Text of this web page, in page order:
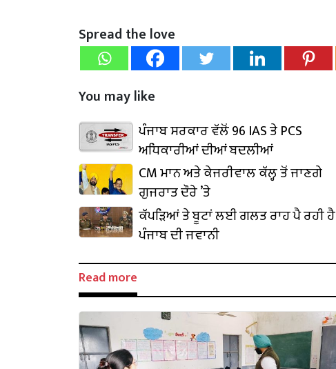
Spread the love
You may like
ਪੰਜਾਬ ਸਰਕਾਰ ਵੱਲੋਂ 96 IAS ਤੇ PCS
ਅਧਿਕਾਰੀਆਂ ਦੀਆਂ ਬਦਲੀਆਂ
CM ਮਾਨ ਅਤੇ ਕੇਜਰੀਵਾਲ ਕੱਲ੍ਹ ਤੋਂ ਜਾਣਗੇ
ਗੁਜਰਾਤ ਦੌਰੇ ’ਤੇ
ਕੱਪੜਿਆਂ ਤੇ ਬੂਟਾਂ ਲਈ ਗਲਤ ਰਾਹ ਪੈ ਰਹੀ ਹੈ
ਪੰਜਾਬ ਦੀ ਜਵਾਨੀ
Read more